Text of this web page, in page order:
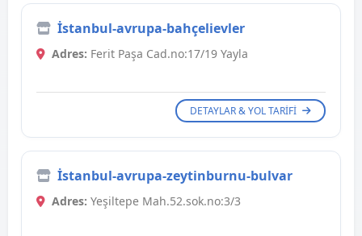
İstanbul-avrupa-bahçelievler
Adres: Ferit Paşa Cad.no:17/19 Yayla
DETAYLAR & YOL TARIFI
İstanbul-avrupa-zeytinburnu-bulvar
Adres: Yeşiltepe Mah.52.sok.no:3/3